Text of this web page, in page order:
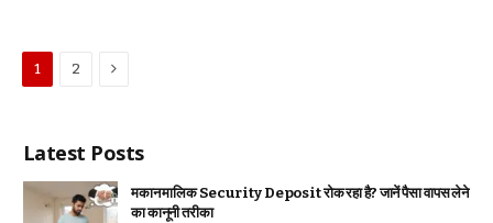
1 2 Next
Latest Posts
मकान मालिक Security Deposit रोक रहा है? जानें पैसा वापस लेने
का कानूनी तरीका